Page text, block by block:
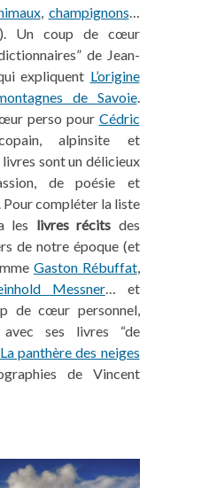
, champignons
Un coup de cœur
de Jean-
expliquent L’origine
de Savoie.
perso pour Cédric
alpinsite et
sont un délicieux
de poésie et
Pour compléter la liste
les livres récits des
de notre époque (et
Gaston Rébuffat,
Messner… et
de cœur personnel,
avec ses livres “de
La panthère des neiges
de Vincent